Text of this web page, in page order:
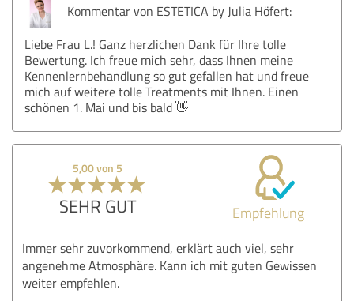
Kommentar von ESTETICA by Julia Höfert:
Liebe Frau L.! Ganz herzlichen Dank für Ihre tolle
Bewertung. Ich freue mich sehr, dass Ihnen meine
Kennenlernbehandlung so gut gefallen hat und freue
mich auf weitere tolle Treatments mit Ihnen. Einen
schönen 1. Mai und bis bald 👋
5,00 von 5
SEHR GUT Empfehlung
Immer sehr zuvorkommend, erklärt auch viel, sehr
angenehme Atmosphäre. Kann ich mit guten Gewissen
weiter empfehlen.